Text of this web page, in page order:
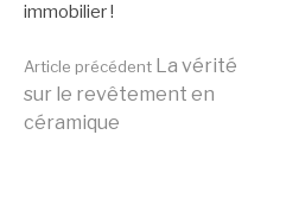
immobilier !
Lire
Article précédent La vérité
sur le revêtement en
céramique